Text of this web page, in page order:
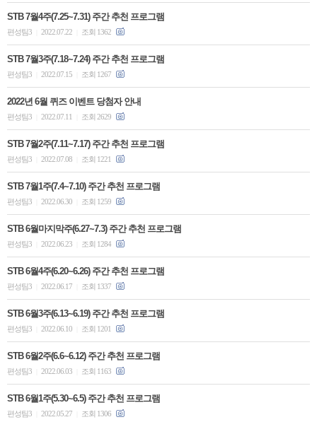
STB 7월4주(7.25~7.31) 주간 추천 프로그램
편성팀3 2022.07.22 조회 1362
STB 7월3주(7.18~7.24) 주간 추천 프로그램
편성팀3 2022.07.15 조회 1267
2022년 6월 퀴즈 이벤트 당첨자 안내
편성팀3 2022.07.11 조회 2629
STB 7월2주(7.11~7.17) 주간 추천 프로그램
편성팀3 2022.07.08 조회 1221
STB 7월1주(7.4~7.10) 주간 추천 프로그램
편성팀3 2022.06.30 조회 1259
STB 6월마지막주(6.27~7.3) 주간 추천 프로그램
편성팀3 2022.06.23 조회 1284
STB 6월4주(6.20~6.26) 주간 추천 프로그램
편성팀3 2022.06.17 조회 1337
STB 6월3주(6.13~6.19) 주간 추천 프로그램
편성팀3 2022.06.10 조회 1201
STB 6월2주(6.6~6.12) 주간 추천 프로그램
편성팀3 2022.06.03 조회 1163
STB 6월1주(5.30~6.5) 주간 추천 프로그램
편성팀3 2022.05.27 조회 1306